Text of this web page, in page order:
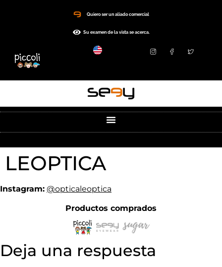
Quiero ser un aliado comercial
Su examen de la vista se acerca.
LEOPTICA
Instagram: @opticaleoptica
Productos comprados
Deja una respuesta